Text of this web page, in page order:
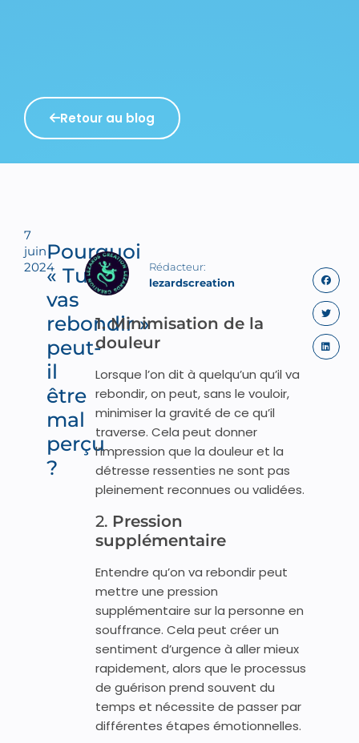
Retour au blog
7
juin
2024
Pourquoi
« Tu
vas
rebondir »
peut-
il
être
mal
perçu
?
lezardscreation
1. Minimisation de la
douleur
Lorsque l’on dit à quelqu’un qu’il va
rebondir, on peut, sans le vouloir,
minimiser la gravité de ce qu’il
traverse. Cela peut donner
l’impression que la douleur et la
détresse ressenties ne sont pas
pleinement reconnues ou validées.
2. Pression
supplémentaire
Entendre qu’on va rebondir peut
mettre une pression
supplémentaire sur la personne en
souffrance. Cela peut créer un
sentiment d’urgence à aller mieux
rapidement, alors que le processus
de guérison prend souvent du
temps et nécessite de passer par
différentes étapes émotionnelles.